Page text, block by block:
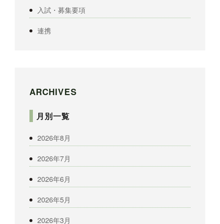
入試・募集要項
連携
ARCHIVES
月別一覧
2026年8月
2026年7月
2026年6月
2026年5月
2026年3月